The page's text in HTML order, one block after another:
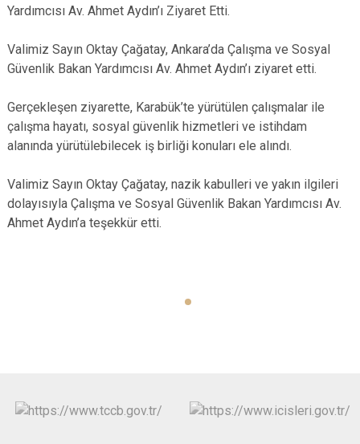
Yardımcısı Av. Ahmet Aydın’ı Ziyaret Etti.
Valimiz Sayın Oktay Çağatay, Ankara’da Çalışma ve Sosyal
Güvenlik Bakan Yardımcısı Av. Ahmet Aydın’ı ziyaret etti.
Gerçekleşen ziyarette, Karabük’te yürütülen çalışmalar ile
çalışma hayatı, sosyal güvenlik hizmetleri ve istihdam
alanında yürütülebilecek iş birliği konuları ele alındı.
Valimiz Sayın Oktay Çağatay, nazik kabulleri ve yakın ilgileri
dolayısıyla Çalışma ve Sosyal Güvenlik Bakan Yardımcısı Av.
Ahmet Aydın’a teşekkür etti.